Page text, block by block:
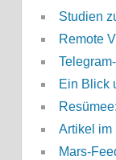
Studien
Remote
Ein Blick
Artikel im
Mars-